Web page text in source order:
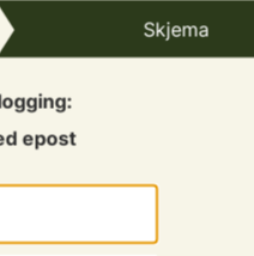
Skjema
epost
selskaper).
år, med kompetanse til å